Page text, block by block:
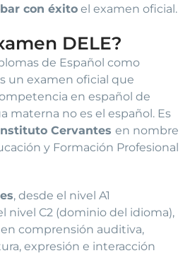
con éxito el examen oficial.
DELE?
de Español como
un examen oficial que
en español de
materna no es el español. Es
Cervantes en nombre
y Formación Profesional
, desde el nivel A1
nivel C2 (dominio del idioma),
comprensión auditiva,
expresión e interacción